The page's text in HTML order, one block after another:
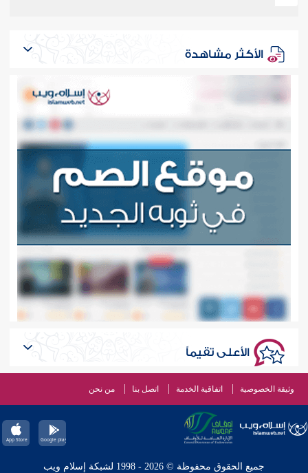
الأكثر مشاهدة
الأعلى تقيماً
وثيقة الخصوصية اتفاقية الخدمة اتصل بنا من نحن
جميع الحقوق محفوظة © 2026 - 1998 لشبكة إسلام ويب